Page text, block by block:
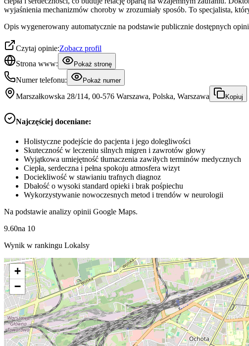
wyjaśnienia mechanizmów choroby w zrozumiały sposób. To specjalista,
Opis wygenerowany automatycznie na podstawie publicznie dostępnych
Czytaj opinie:Zobacz profil
Strona www:
Pokaż stronę
Numer telefonu: Pokaż numer
Marszałkowska 28/114, 00-576 Warszawa, Polska, Warszawa Kopiuj
Najczęściej doceniane:
Holistyczne podejście do pacjenta i jego dolegliwości
Skuteczność w leczeniu silnych migren i zawrotów głowy
Wyjątkowa umiejętność tłumaczenia zawiłych terminów medycznych
Ciepła, serdeczna i pełna spokoju atmosfera wizyt
Dociekliwość w stawianiu trafnych diagnoz
Dbałość o wysoki standard opieki i brak pośpiechu
Wykorzystywanie nowoczesnych metod i trendów w neurologii
Na podstawie analizy opinii Google Maps.
9.60na 10
Wynik w rankingu Lokalsy
+
−